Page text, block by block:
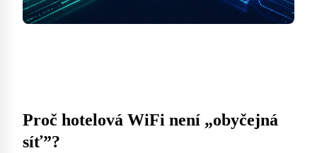
Proč hotelová WiFi není „obyčejná
síť”?